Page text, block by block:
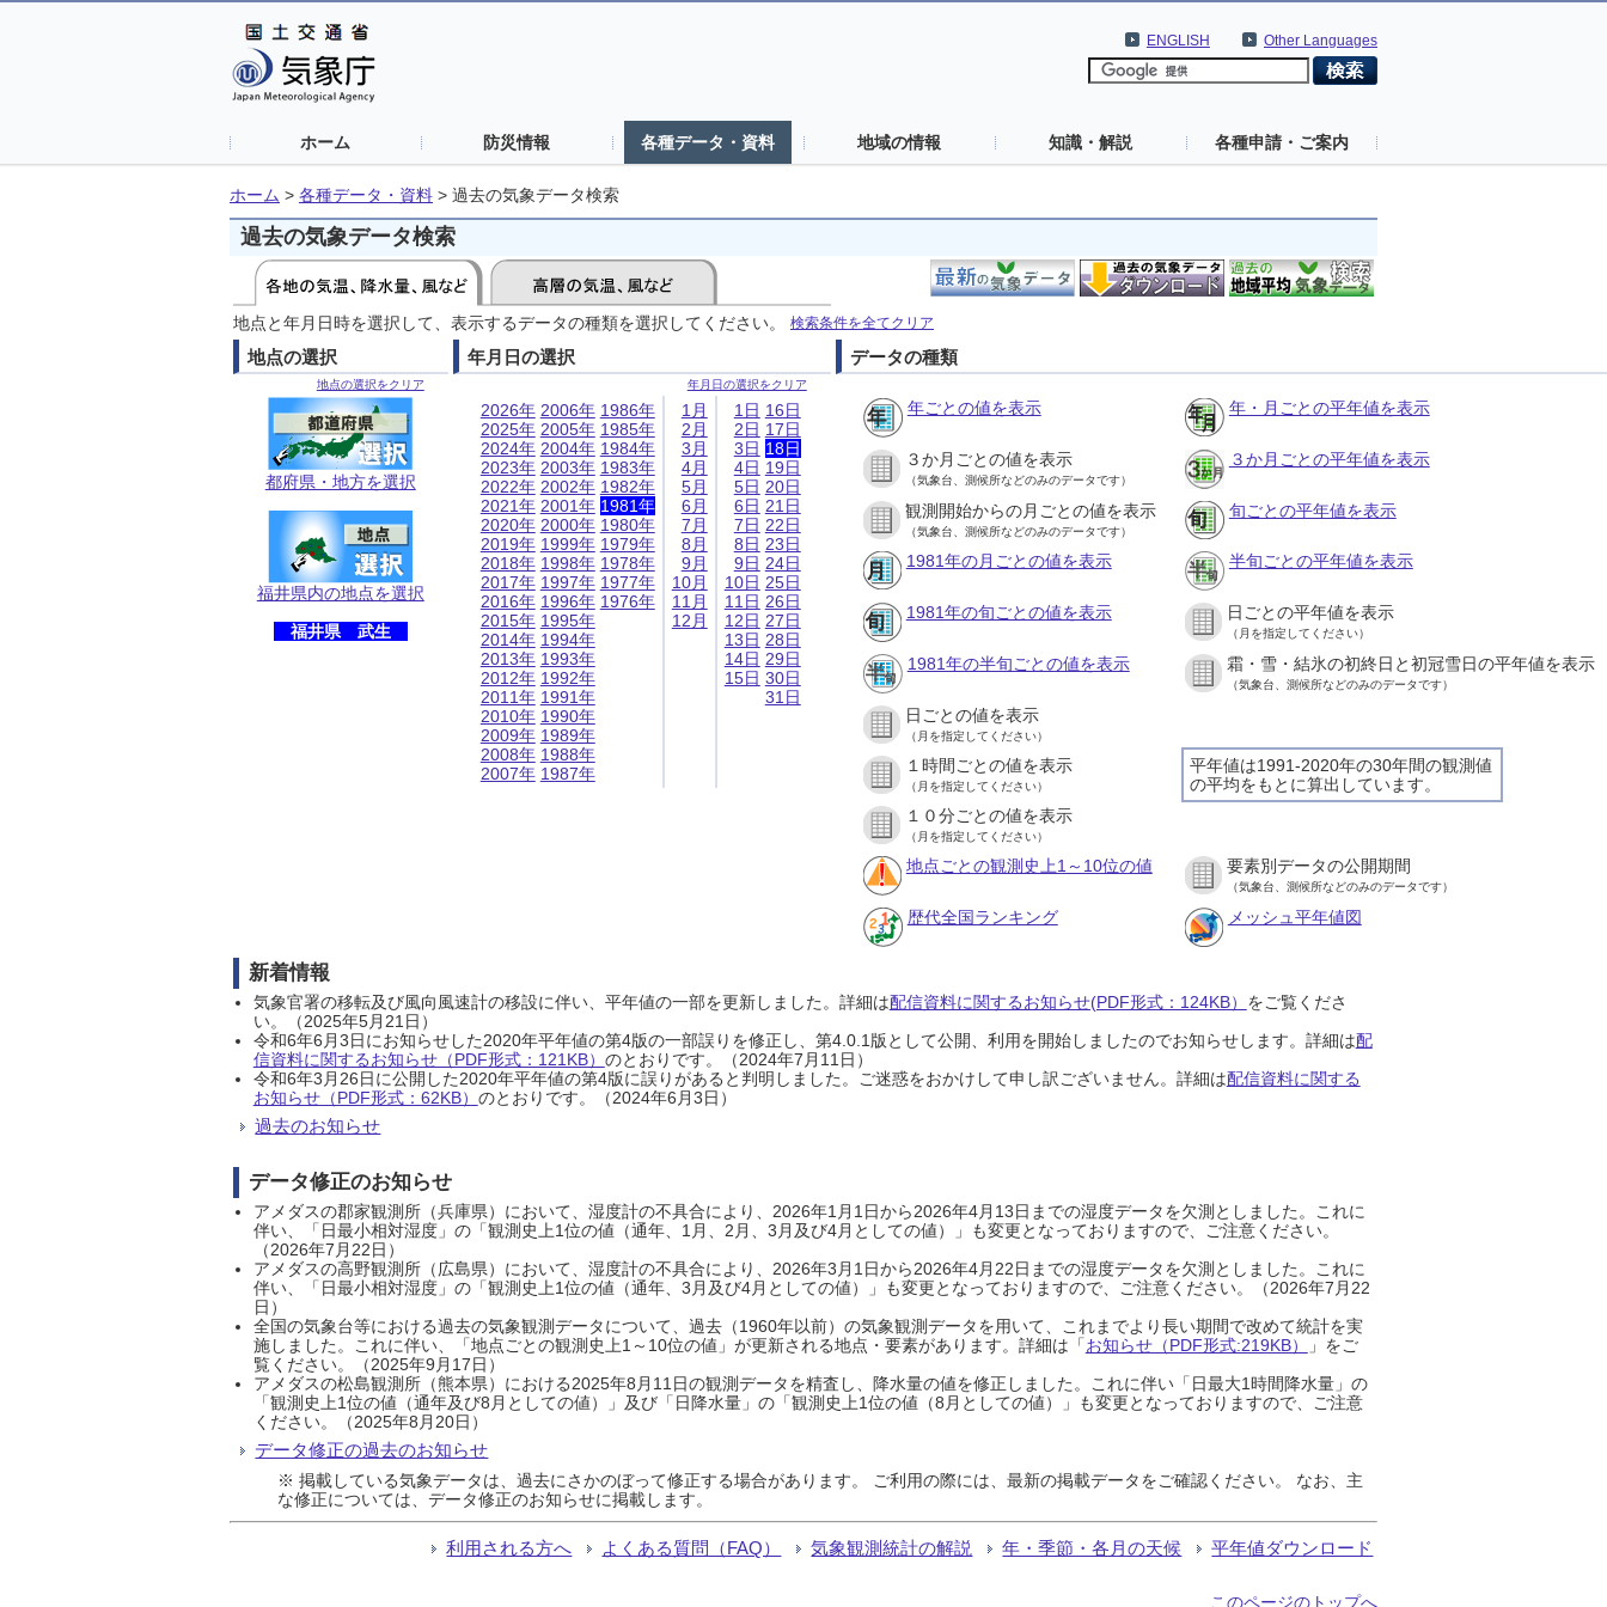
Other Languages
ENGLISH
ホーム 防災情報 各種データ・資料 地域の情報 知識・解説 各種申請・ご案内
ホーム > 各種データ・資料 > 過去の気象データ検索
過去の気象データ検索
地点と年月日時を選択して、表示するデータの種類を選択してください。 検索条件を全てクリア
地点の選択
地点の選択をクリア
都府県・地方を選択
福井県内の地点を選択
福井県 武生
年月日の選択
年月日の選択をクリア
2026年
2025年
2024年
2023年
2022年
2021年
2020年
2019年
2018年
2017年
2016年
2015年
2014年
2013年
2012年
2011年
2010年
2009年
2008年
2007年
2006年
2005年
2004年
2003年
2002年
2001年
2000年
1999年
1998年
1997年
1996年
1995年
1994年
1993年
1992年
1991年
1990年
1989年
1988年
1987年
1986年
1985年
1984年
1983年
1982年
1981年
1980年
1979年
1978年
1977年
1976年
1月
2月
3月
4月
5月
6月
7月
8月
9月
10月
11月
12月
1日
2日
3日
4日
5日
6日
7日
8日
9日
10日
11日
12日
13日
14日
15日
16日
17日
18日
19日
20日
21日
22日
23日
24日
25日
26日
27日
28日
29日
30日
31日
データの種類
年ごとの値を表示 年・月ごとの平年値を表示
３か月ごとの値を表示
（気象台、測候所などのみのデータです）
３か月ごとの平年値を表示
観測開始からの月ごとの値を表示
（気象台、測候所などのみのデータです）
旬ごとの平年値を表示
1981年の月ごとの値を表示 半旬ごとの平年値を表示
1981年の旬ごとの値を表示 日ごとの平年値を表示
（月を指定してください）
1981年の半旬ごとの値を表示 霜・雪・結氷の初終日と初冠雪日の平年値を表示
（気象台、測候所などのみのデータです）
日ごとの値を表示
（月を指定してください）
平年値は1991-2020年の30年間の観測値
の平均をもとに算出しています。
１時間ごとの値を表示
（月を指定してください）
１０分ごとの値を表示
（月を指定してください）
地点ごとの観測史上1～10位の値 要素別データの公開期間
（気象台、測候所などのみのデータです）
歴代全国ランキング メッシュ平年値図
新着情報
気象官署の移転及び風向風速計の移設に伴い、平年値の一部を更新しました。詳細は配信資料に関するお知らせ(PDF形式：124KB） をご覧くださ
い。（2025年5月21日）
令和6年6月3日にお知らせした2020年平年値の第4版の一部誤りを修正し、第4.0.1版として公開、利用を開始しましたのでお知らせします。詳細は配
信資料に関するお知らせ（PDF形式：121KB） のとおりです。（2024年7月11日）
令和6年3月26日に公開した2020年平年値の第4版に誤りがあると判明しました。ご迷惑をおかけして申し訳ございません。詳細は配信資料に関する
お知らせ（PDF形式：62KB） のとおりです。（2024年6月3日）
過去のお知らせ
データ修正のお知らせ
アメダスの郡家観測所（兵庫県）において、湿度計の不具合により、2026年1月1日から2026年4月13日までの湿度データを欠測としました。これに
伴い、「日最小相対湿度」の「観測史上1位の値（通年、1月、2月、3月及び4月としての値）」も変更となっておりますので、ご注意ください。
（2026年7月22日）
アメダスの高野観測所（広島県）において、湿度計の不具合により、2026年3月1日から2026年4月22日までの湿度データを欠測としました。これに
伴い、「日最小相対湿度」の「観測史上1位の値（通年、3月及び4月としての値）」も変更となっておりますので、ご注意ください。（2026年7月22
日）
全国の気象台等における過去の気象観測データについて、過去（1960年以前）の気象観測データを用いて、これまでより長い期間で改めて統計を実
施しました。これに伴い、「地点ごとの観測史上1～10位の値」が更新される地点・要素があります。詳細は「お知らせ（PDF形式:219KB）
」をご
覧ください。（2025年9月17日）
アメダスの松島観測所（熊本県）における2025年8月11日の観測データを精査し、降水量の値を修正しました。これに伴い「日最大1時間降水量」の
「観測史上1位の値（通年及び8月としての値）」及び「日降水量」の「観測史上1位の値（8月としての値）」も変更となっておりますので、ご注意
ください。（2025年8月20日）
データ修正の過去のお知らせ
※ 掲載している気象データは、過去にさかのぼって修正する場合があります。 ご利用の際には、最新の掲載データをご確認ください。 なお、主
な修正については、データ修正のお知らせに掲載します。
利用される方へ よくある質問（FAQ） 気象観測統計の解説 年・季節・各月の天候 平年値ダウンロード
このページのトップへ